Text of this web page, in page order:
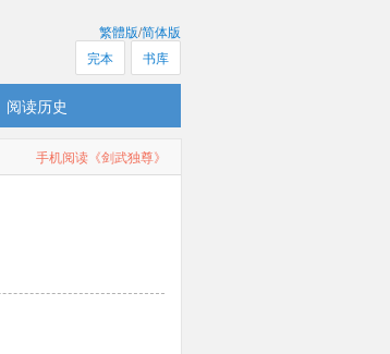
繁體版/简体版
书库
完本
阅读历史
手机阅读《剑武独尊》